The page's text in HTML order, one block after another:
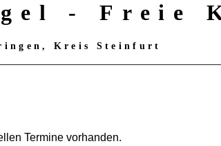
- Freie
Kreis Steinfurt
Termine vorhanden.